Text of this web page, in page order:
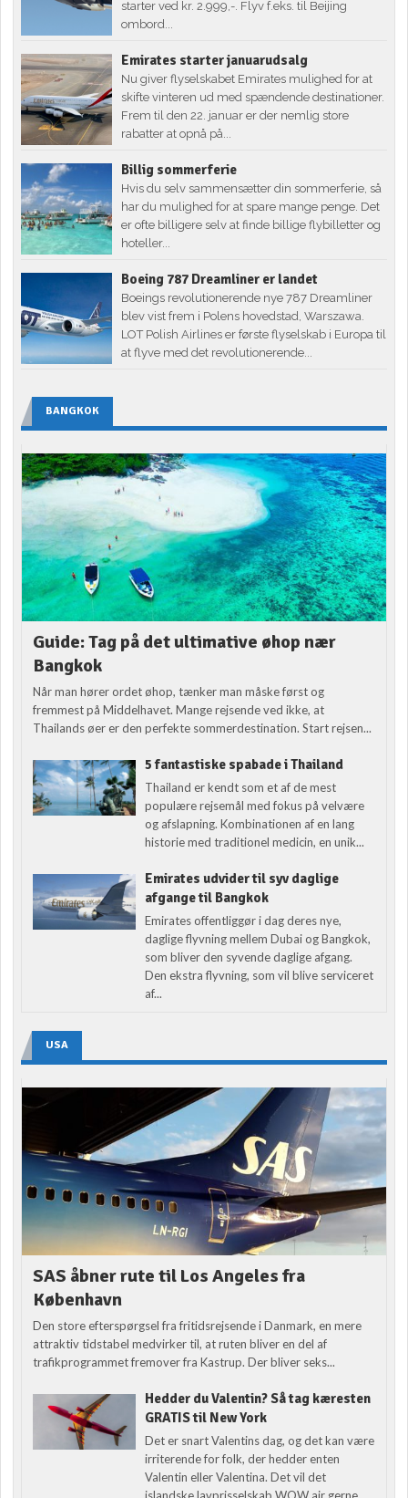
starter ved kr. 2.999,-. Flyv f.eks. til Beijing
ombord...
Emirates starter januarudsalg
Nu giver flyselskabet Emirates mulighed for at
skifte vinteren ud med spændende destinationer.
Frem til den 22. januar er der nemlig store
rabatter at opnå på...
Billig sommerferie
Hvis du selv sammensætter din sommerferie, så
har du mulighed for at spare mange penge. Det
er ofte billigere selv at finde billige flybilletter og
hoteller...
Boeing 787 Dreamliner er landet
Boeings revolutionerende nye 787 Dreamliner
blev vist frem i Polens hovedstad, Warszawa.
LOT Polish Airlines er første flyselskab i Europa til
at flyve med det revolutionerende...
BANGKOK
Guide: Tag på det ultimative øhop nær
Bangkok
Når man hører ordet øhop, tænker man måske først og
fremmest på Middelhavet. Mange rejsende ved ikke, at
Thailands øer er den perfekte sommerdestination. Start rejsen...
5 fantastiske spabade i Thailand
Thailand er kendt som et af de mest
populære rejsemål med fokus på velvære
og afslapning. Kombinationen af en lang
historie med traditionel medicin, en unik...
Emirates udvider til syv daglige
afgange til Bangkok
Emirates offentliggør i dag deres nye,
daglige flyvning mellem Dubai og Bangkok,
som bliver den syvende daglige afgang.
Den ekstra flyvning, som vil blive serviceret
af...
USA
SAS åbner rute til Los Angeles fra
København
Den store efterspørgsel fra fritidsrejsende i Danmark, en mere
attraktiv tidstabel medvirker til, at ruten bliver en del af
trafikprogrammet fremover fra Kastrup. Der bliver seks...
Hedder du Valentin? Så tag kæresten
GRATIS til New York
Det er snart Valentins dag, og det kan være
irriterende for folk, der hedder enten
Valentin eller Valentina. Det vil det